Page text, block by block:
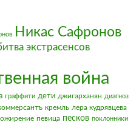
Никас Сафронов
экстрасенсов
война
граффити дети джигарханян диагноз
кремль лера кудрявцева
ожирение певица песков поклонники